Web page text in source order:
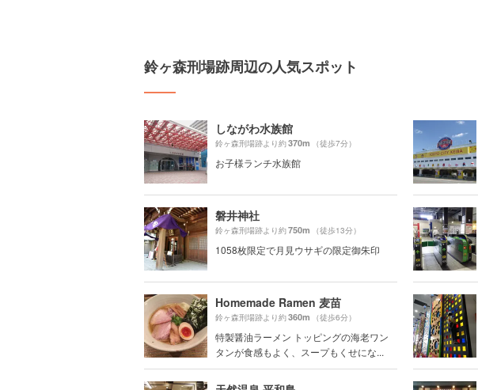
鈴ヶ森刑場跡周辺の人気スポット
しながわ水族館
鈴ヶ森刑場跡より約370m （徒歩7分）
お子様ランチ水族館
磐井神社
鈴ヶ森刑場跡より約750m （徒歩13分）
1058枚限定で月見ウサギの限定御朱印
Homemade Ramen 麦苗
鈴ヶ森刑場跡より約360m （徒歩6分）
特製醤油ラーメン トッピングの海老ワン
タンが食感もよく、スープもくせにな...